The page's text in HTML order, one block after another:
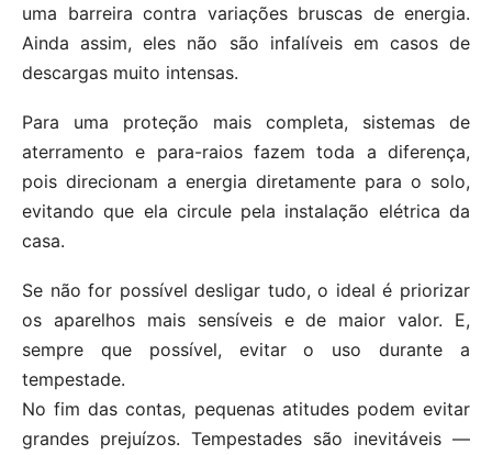
uma barreira contra variações bruscas de energia.
Ainda assim, eles não são infalíveis em casos de
descargas muito intensas.
Para uma proteção mais completa, sistemas de
aterramento e para-raios fazem toda a diferença,
pois direcionam a energia diretamente para o solo,
evitando que ela circule pela instalação elétrica da
casa.
Se não for possível desligar tudo, o ideal é priorizar
os aparelhos mais sensíveis e de maior valor. E,
sempre que possível, evitar o uso durante a
tempestade.
No fim das contas, pequenas atitudes podem evitar
grandes prejuízos. Tempestades são inevitáveis —